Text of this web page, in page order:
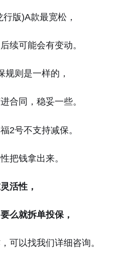
版)A款最宽松，
续可能会有变动。
规则是一样的，
合同，稳妥一些。
2号不支持减保。
把钱拿出来。
活性，
么就拆单投保，
可以找我们详细咨询。